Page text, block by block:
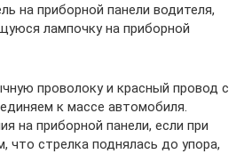
на приборной панели водителя,
лампочку на приборной
проволоку и красный провод с
к массе автомобиля.
на приборной панели, если при
что стрелка поднялась до упора,